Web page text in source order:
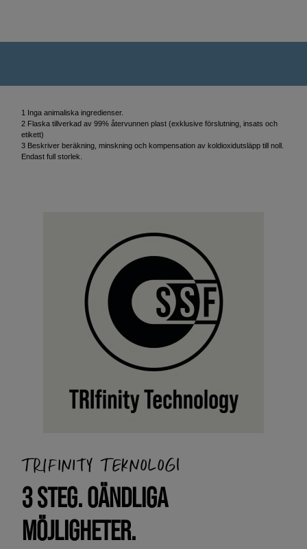
1 Inga animaliska ingredienser.
2 Flaska tillverkad av 99% återvunnen plast (exklusive förslutning, insats och
etikett)
3 Beskriver beräkning, minskning och kompensation av koldioxidutsläpp till noll.
Endast full storlek.
TRIFINITY TEKNOLOGI
3 STEG. OÄNDLIGA
MÖJLIGHETER.